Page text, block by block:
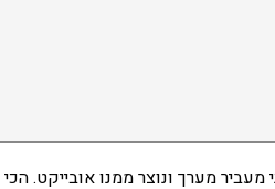
מעביר מערך ונוצר ממנו אובייקט.